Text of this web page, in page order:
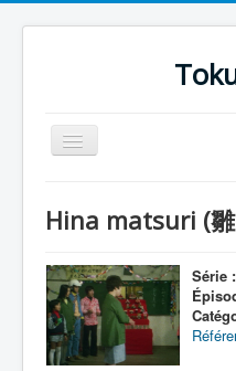
Basculer
la
Toku-Actrices
Toku-Critiques
Séries
Films
Hina matsuri (
Série :